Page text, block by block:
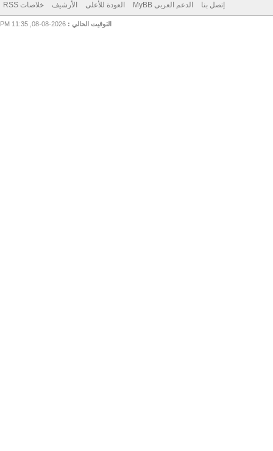
إتصل بنا الدعم العربى MyBB العودة للأعلى الأرشيف خلاصات RSS
التوقيت الحالي :2026-08-08, 11:35 PM